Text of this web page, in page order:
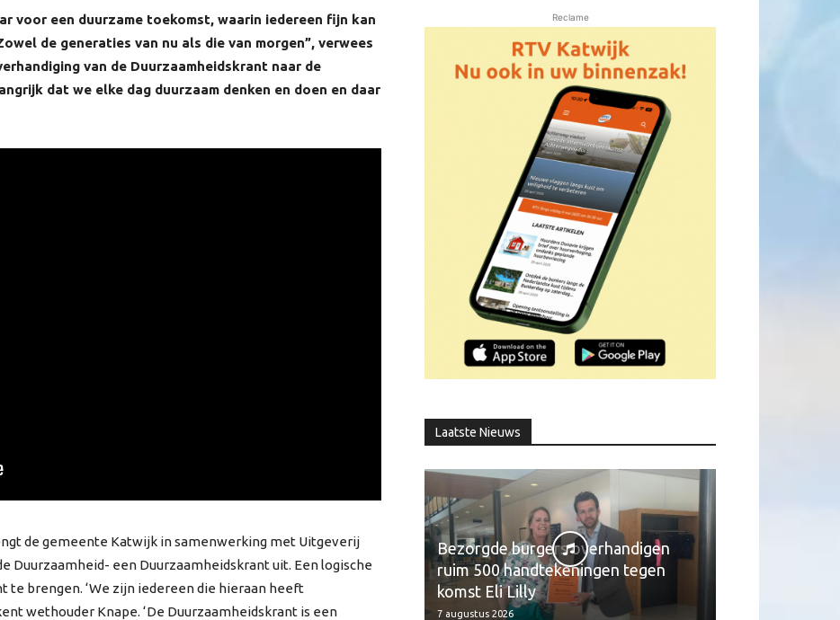
voor een duurzame toekomst, waarin iedereen fijn kan
de generaties van nu als die van morgen”, verwees
van de Duurzaamheidskrant naar de
dat we elke dag duurzaam denken en doen en daar
de gemeente Katwijk in samenwerking met Uitgeverij
Duurzaamheid- een Duurzaamheidskrant uit. Een logische
te brengen. ‘We zijn iedereen die hieraan heeft
wethouder Knape. ‘De Duurzaamheidskrant is een
Reclame
Laatste Nieuws
Bezorgde burgers overhandigen
ruim 500 handtekeningen tegen
komst Eli Lilly
7 augustus 2026